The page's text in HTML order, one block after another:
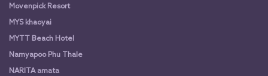
Movenpick Resort
MYS khaoyai
MYTT Beach Hotel
Namyapoo Phu Thale
NARITA amata